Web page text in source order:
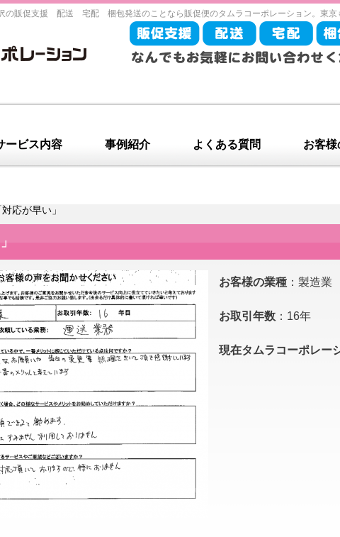
の販促支援 配送 宅配 梱包発送のことなら販促便のタムラコーポレーション。東京
ービス内容 事例紹介 よくある質問 お客様
対応が早い」
お客様の業種 ：製造業
お取引年数 ：16年
現在タムラコーポレー